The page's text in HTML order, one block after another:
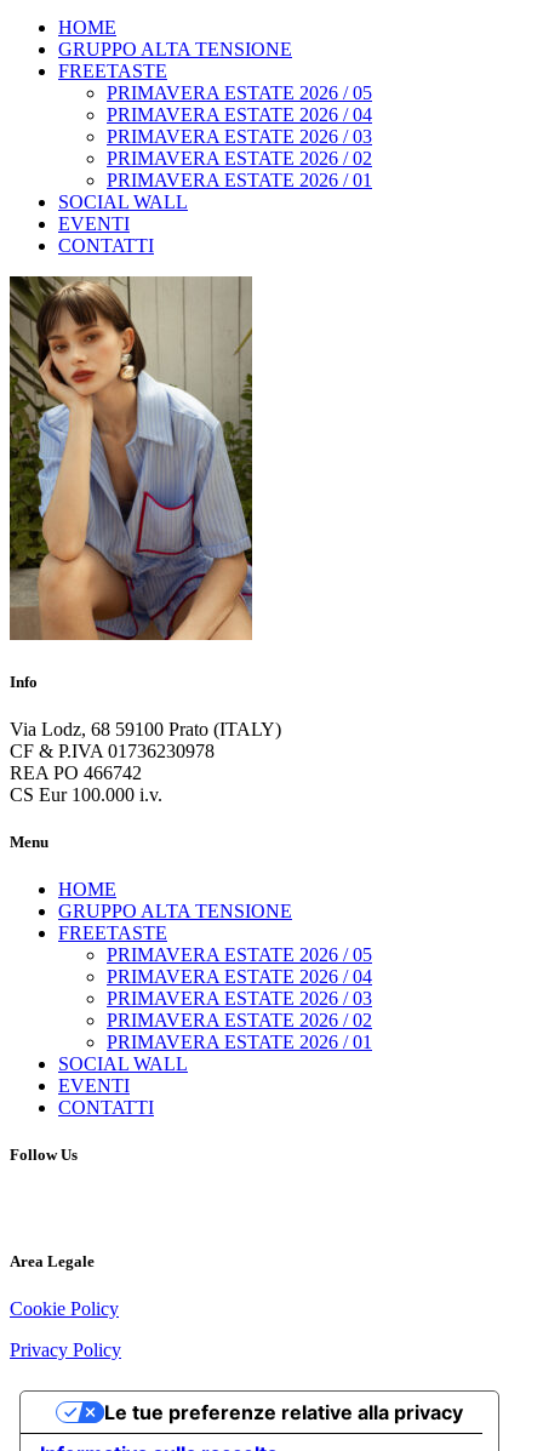
HOME
GRUPPO ALTA TENSIONE
FREETASTE
PRIMAVERA ESTATE 2026 / 05
PRIMAVERA ESTATE 2026 / 04
PRIMAVERA ESTATE 2026 / 03
PRIMAVERA ESTATE 2026 / 02
PRIMAVERA ESTATE 2026 / 01
SOCIAL WALL
EVENTI
CONTATTI
Info
Via Lodz, 68 59100 Prato (ITALY)
CF & P.IVA 01736230978
REA PO 466742
CS Eur 100.000 i.v.
Menu
HOME
GRUPPO ALTA TENSIONE
FREETASTE
PRIMAVERA ESTATE 2026 / 05
PRIMAVERA ESTATE 2026 / 04
PRIMAVERA ESTATE 2026 / 03
PRIMAVERA ESTATE 2026 / 02
PRIMAVERA ESTATE 2026 / 01
SOCIAL WALL
EVENTI
CONTATTI
Follow Us
Area Legale
Cookie Policy
Privacy Policy
Le tue preferenze relative alla privacy